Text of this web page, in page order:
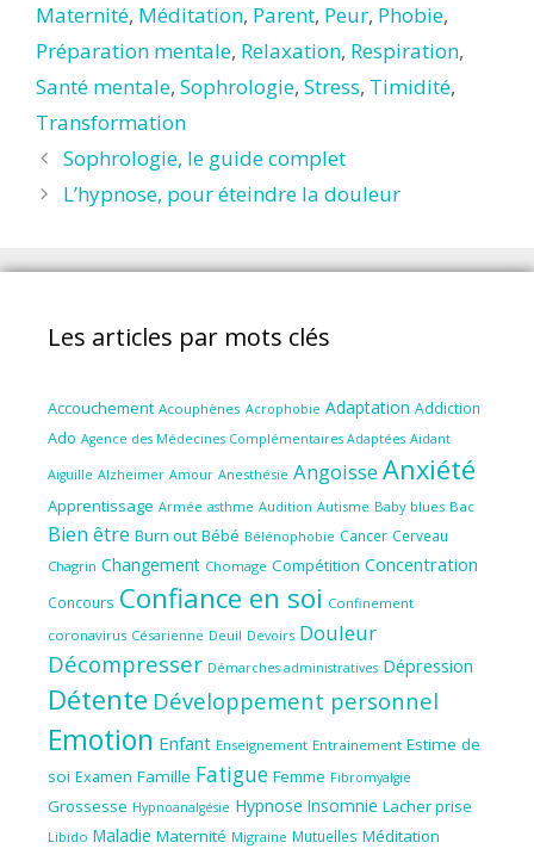
Maternité, Méditation, Parent, Peur, Phobie,
Préparation mentale, Relaxation, Respiration,
Santé mentale, Sophrologie, Stress, Timidité,
Transformation
Sophrologie, le guide complet
L’hypnose, pour éteindre la douleur
Les articles par mots clés
Accouchement Acouphènes Acrophobie Adaptation Addiction
Ado Agence des Médecines Complémentaires Adaptées Aidant
Aiguille Alzheimer Amour Anesthésie Angoisse Anxiété
Apprentissage Armée asthme Audition Autisme Baby blues Bac
Bien être Burn out Bébé Bélénophobie Cancer Cerveau
Chagrin Changement Chomage Compétition Concentration
Concours Confiance en soi Confinement
coronavirus Césarienne Deuil Devoirs Douleur
Décompresser Démarches administratives Dépression
Détente Développement personnel
Emotion Enfant Enseignement Entrainement Estime de
soi Examen Famille Fatigue Femme Fibromyalgie
Grossesse Hypnoanalgésie Hypnose Insomnie Lacher prise
Libido Maladie Maternité Migraine Mutuelles Méditation